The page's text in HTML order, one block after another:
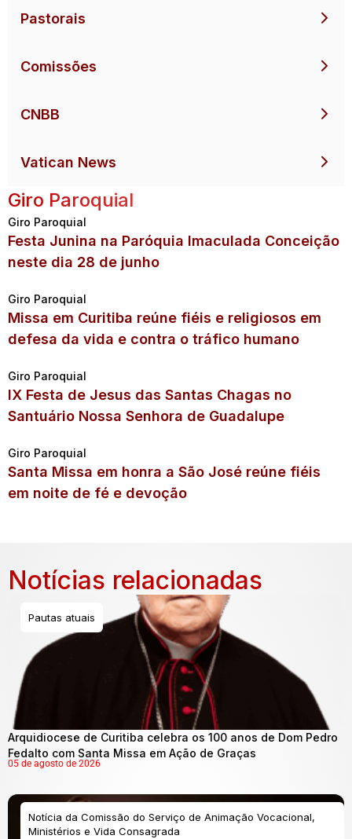
Pastorais
Comissões
CNBB
Vatican News
Giro Paroquial
Giro Paroquial
Festa Junina na Paróquia Imaculada Conceição
neste dia 28 de junho
Giro Paroquial
Missa em Curitiba reúne fiéis e religiosos em
defesa da vida e contra o tráfico humano
Giro Paroquial
IX Festa de Jesus das Santas Chagas no
Santuário Nossa Senhora de Guadalupe
Giro Paroquial
Santa Missa em honra a São José reúne fiéis
em noite de fé e devoção
Notícias relacionadas
Pautas atuais
Arquidiocese de Curitiba celebra os 100 anos de Dom Pedro
Fedalto com Santa Missa em Ação de Graças
05 de agosto de 2026
Notícia da Comissão do Serviço de Animação Vocacional,
Ministérios e Vida Consagrada